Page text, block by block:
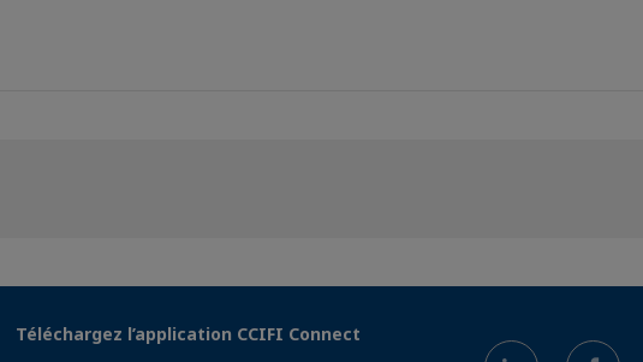
Téléchargez l’application CCIFI Connect